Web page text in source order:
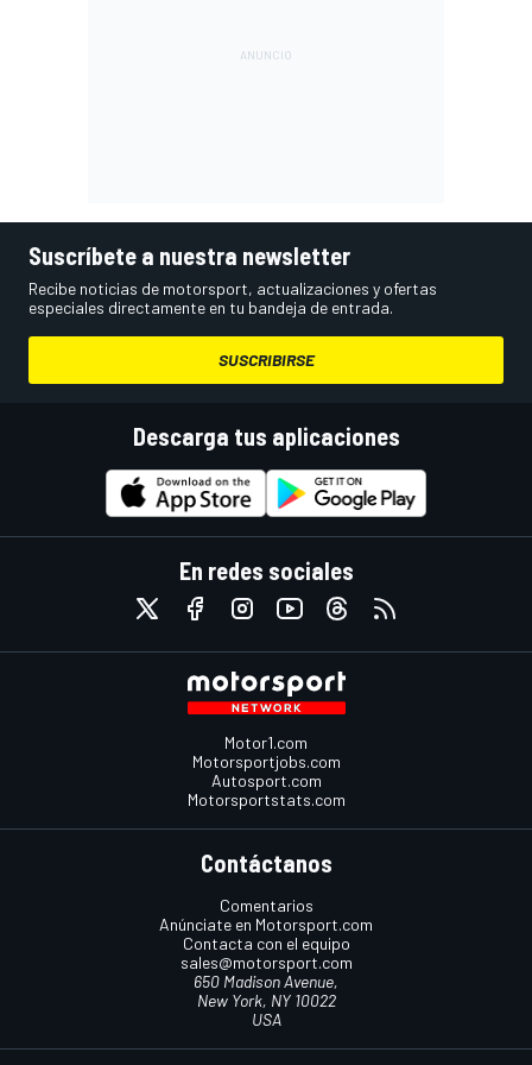
Suscríbete a nuestra newsletter
Recibe noticias de motorsport, actualizaciones y ofertas
especiales directamente en tu bandeja de entrada.
SUSCRIBIRSE
Descarga tus aplicaciones
En redes sociales
Motor1.com
Motorsportjobs.com
Autosport.com
Motorsportstats.com
Contáctanos
Comentarios
Anúnciate en Motorsport.com
Contacta con el equipo
sales@motorsport.com
650 Madison Avenue,
New York, NY 10022
USA